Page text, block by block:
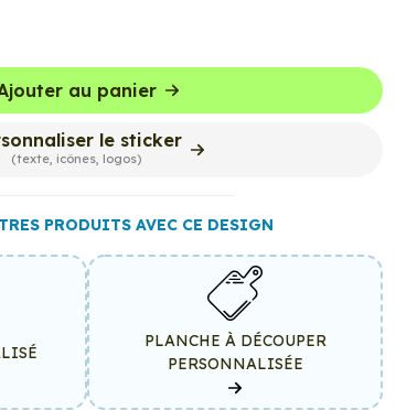
au panier
le sticker
(texte, icônes, logos)
PRODUITS AVEC CE DESIGN
PLANCHE À DÉCOUPER
PERSONNALISÉE